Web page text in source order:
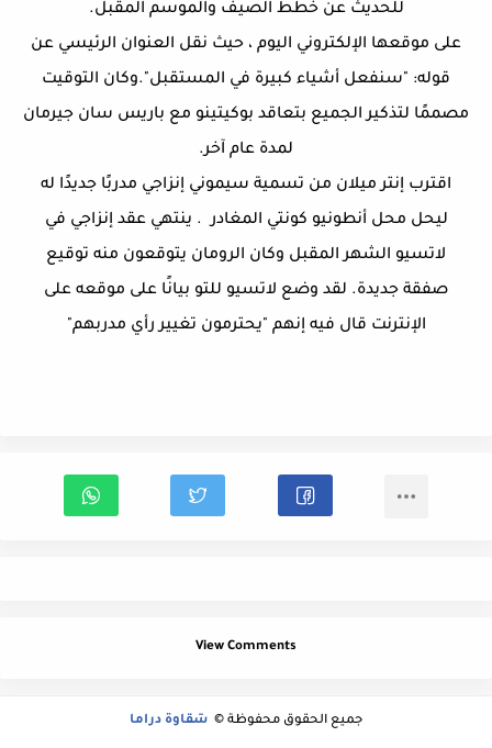
للحديث عن خطط الصيف والموسم المقبل.
على موقعها الإلكتروني اليوم ، حيث نقل العنوان الرئيسي عن
قوله: "سنفعل أشياء كبيرة في المستقبل".وكان التوقيت
مصممًا لتذكير الجميع بتعاقد بوكيتينو مع باريس سان جيرمان
لمدة عام آخر.
اقترب إنتر ميلان من تسمية سيموني إنزاجي مدربًا جديدًا له
ليحل محل أنطونيو كونتي المغادر . ينتهي عقد إنزاجي في
لاتسيو الشهر المقبل وكان الرومان يتوقعون منه توقيع
صفقة جديدة. لقد وضع لاتسيو للتو بيانًا على موقعه على
الإنترنت قال فيه إنهم "يحترمون تغيير رأي مدربهم"
View Comments
جميع الحقوق محفوظة © شقاوة دراما